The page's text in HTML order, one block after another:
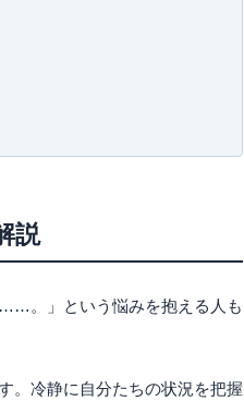
説
。」という悩みを抱える人も
。冷静に自分たちの状況を把握